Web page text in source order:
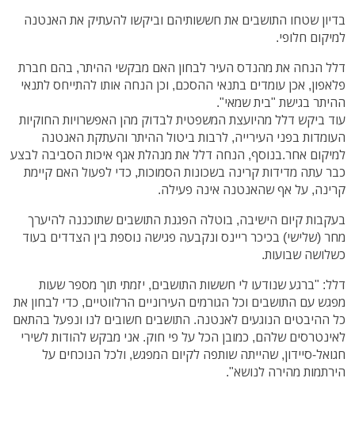
בדיון שטחו התושבים את חששותיהם וביקשו להעתיק את האנטנה
למיקום חלופי.
דלל הנחה את מהנדס העיר לבחון האם מבקשי ההיתר, בהם חברת
פלאפון, אכן עומדים בתנאי ההסכם, וכן הנחה אותו להתייחס לתנאי
ההיתר בגישת "בית שמאי".
עוד ביקש דלל מהיועצת המשפטית לבדוק מהן האפשרויות החוקיות
העומדות בפני העירייה, לרבות ביטול ההיתר והעתקת האנטנה
למיקום אחר.בנוסף, הנחה דלל את מנהלת אגף איכות הסביבה לבצע
כבר עתה מדידות קרינה בשכונות הסמוכות, כדי לפעול האם קיימת
קרינה, על אף שהאנטנה אינה פעילה.
בעקבות קיום הישיבה, בוטלה הפגנת התושבים שתוכננה להיערך
מחר (שלישי) בכיכר ריינס ונקבעה פגישה נוספת בין הצדדים בעוד
כשלושה שבועות.
דלל: "ברגע שנודעו לי חששות התושבים, יזמתי תוך מספר שעות
מפגש עם התושבים וכל הגורמים העירוניים הרלווטיים, כדי לבחון את
כל ההיבטים הנוגעים לאנטנה. התושבים חשובים לנו ונפעל בהתאם
לאינטרסים שלהם, כמובן הכל על פי חוק. אני מבקש להודות לשירי
חגואל-סיידון, שהייתה שותפה לקיום המפגש, ולכל הנוכחים על
הירתמות מהירה לנושא".